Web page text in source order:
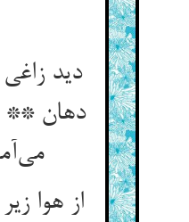
دید زاغی
دهان **
از هوا